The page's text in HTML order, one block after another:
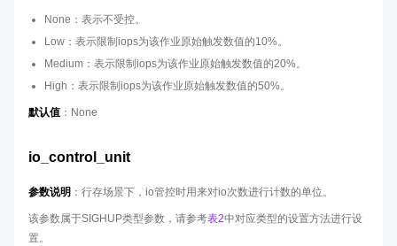
None：表示不受控。
Low：表示限制iops为该作业原始触发数值的10%。
Medium：表示限制iops为该作业原始触发数值的20%。
High：表示限制iops为该作业原始触发数值的50%。
默认值 ：None
io_control_unit
参数说明 ：行存场景下，io管控时用来对io次数进行计数的单位。
该参数属于SIGHUP类型参数，请参考表2中对应类型的设置方法进行设
置。